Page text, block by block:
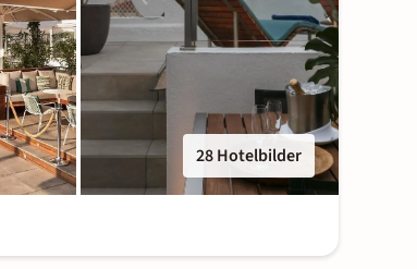
28 Hotelbilder